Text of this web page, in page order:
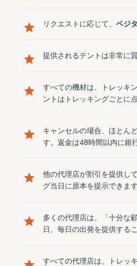
リクエストに応じて、 ベジ
提供されるテントは非常に
すべての機材は、トレッキ
ントはトレッキングごとに
キャンセルの場合、ほとん
す。返金は48時間以内に銀
他の代理店が割引を提供し
グ当日に原本を提示できます
多くの代理店は、「十分な
日、毎日の出発を提供する
すべての代理店は、トレッ